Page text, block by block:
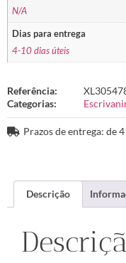
N/A
Dias para entrega
4-10 dias úteis
Referência:
Categorias:
Prazos de entrega: de
Descrição